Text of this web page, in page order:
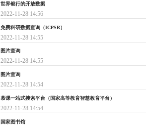
世界银行的开放数据
2022-11-28 14:56
免费科研数据查询（ICPSR）
2022-11-28 14:55
图片查询
2022-11-28 14:55
图片查询
2022-11-28 14:54
慕课一站式搜索平台（国家高等教育智慧教育平台）
2022-11-28 14:54
国家图书馆